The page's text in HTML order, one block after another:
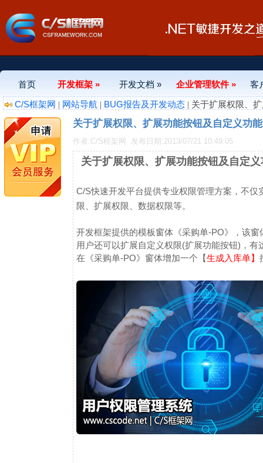
首页 开发框架 » 开发文档 » 企业管理软件 »
客
C/S框架网 | 网站导航 | BUG报告及开发动态 | 关于扩展权限、
关于扩展权限、扩展功能按钮及自定义功
作者:C/S框架网 发布日期:2013/07/21 10:49:05
关于扩展权限、扩展功能按钮及自定
C/S快速开发平台提供专业权限管理方案，不
限、扩展权限、数据权限等。
开发框架提供的模板窗体《采购单-PO》，该
用户还可以扩展自定义权限(扩展功能按钮)，
在《采购单-PO》窗体增加一个【生成入库单】